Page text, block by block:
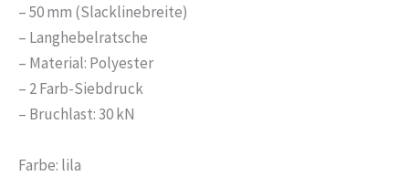
– 50 mm (Slacklinebreite)
– Langhebelratsche
– Material: Polyester
– 2 Farb-Siebdruck
– Bruchlast: 30 kN
Farbe: lila